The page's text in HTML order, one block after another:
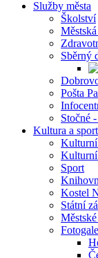
Služby města
Školství
Sběrný
Pošta
Stočné
Kultura a sport
Kulturní
Sport
Kostel
Státní